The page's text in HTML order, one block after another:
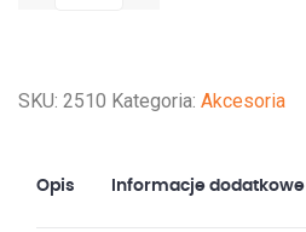
SKU: 2510 Kategoria: Akcesoria
Opis Informacje dodatkowe